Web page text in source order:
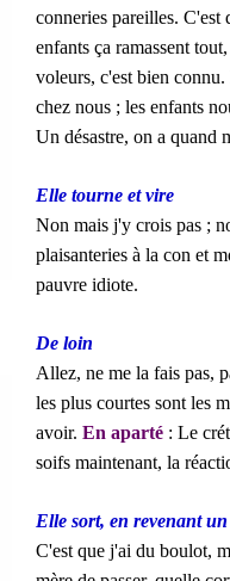
conneries pareilles. C'est
enfants ça ramassent
voleurs, c'est bien
chez nous ; les enfants
Un désastre, on a quand
Elle tourne et vire
Non mais j'y crois pas ;
plaisanteries à la con et
pauvre idiote.
De loin
Allez, ne me la fais pas,
les plus courtes sont les
avoir. En aparté : Le
soifs maintenant, la
Elle sort, en revenant
C'est que j'ai du boulot,